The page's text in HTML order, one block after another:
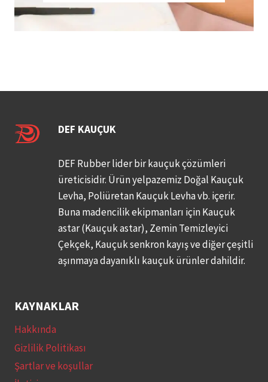
DEF KAUÇUK
DEF Rubber lider bir kauçuk çözümleri
üreticisidir. Ürün yelpazemiz Doğal Kauçuk
Levha, Poliüretan Kauçuk Levha vb. içerir.
Buna madencilik ekipmanları için Kauçuk
astar (Kauçuk astar), Zemin Temizleyici
Çekçek, Kauçuk senkron kayış ve diğer çeşitli
aşınmaya dayanıklı kauçuk ürünler dahildir.
KAYNAKLAR
Hakkında
Gizlilik Politikası
Şartlar ve koşullar